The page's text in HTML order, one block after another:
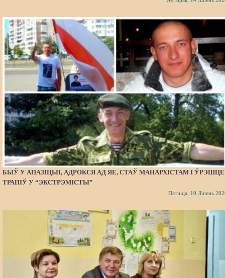
БЫЎ У АПАЗІЦЫІ, АДРОКСЯ АД ЯЕ, СТАЎ МАНАРХІСТАМ І ЎРЭШЦЕ
ТРАПІЎ У “ЭКСТРЭМІСТЫ”
Пятніца, 10 Ліпень